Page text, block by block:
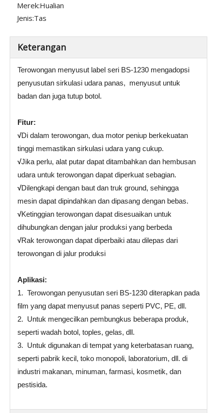
Merek:Hualian
Jenis:Tas
Keterangan
Terowongan menyusut label seri BS-1230 mengadopsi
penyusutan sirkulasi udara panas, menyusut untuk
badan dan juga tutup botol.
Fitur:
√Di dalam terowongan, dua motor peniup berkekuatan
tinggi memastikan sirkulasi udara yang cukup.
√Jika perlu, alat putar dapat ditambahkan dan hembusan
udara untuk terowongan dapat diperkuat sebagian.
√Dilengkapi dengan baut dan truk ground, sehingga
mesin dapat dipindahkan dan dipasang dengan bebas.
√Ketinggian terowongan dapat disesuaikan untuk
dihubungkan dengan jalur produksi yang berbeda
√Rak terowongan dapat diperbaiki atau dilepas dari
terowongan di jalur produksi
Aplikasi:
1. Terowongan penyusutan seri BS-1230 diterapkan pada
film yang dapat menyusut panas seperti PVC, PE, dll.
2. Untuk mengecilkan pembungkus beberapa produk,
seperti wadah botol, toples, gelas, dll.
3. Untuk digunakan di tempat yang keterbatasan ruang,
seperti pabrik kecil, toko monopoli, laboratorium, dll. di
industri makanan, minuman, farmasi, kosmetik, dan
pestisida.